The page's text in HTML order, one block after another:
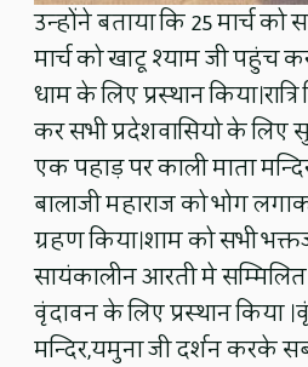
उन्होंने बताया कि 25 मार्च को
मार्च को खाटू श्याम जी पहुंच
धाम के लिए प्रस्थान
कर सभी प्रदेशवासियो के लिए
एक पहाड़ पर काली माता
बालाजी महाराज को भोग
ग्रहण किया।शाम को सभी
सायंकालीन आरती मे सम्मिलित
वृंदावन के लिए प्रस्थान किया
मन्दिर,यमुना जी दर्शन करके